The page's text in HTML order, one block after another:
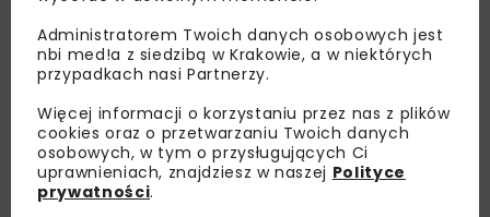
Zapoznałam/em się zPolityką Prywatnościi
Regulaminemoraz wyrażam zgodę na otrzymywanie na
podany przeze mnie adres e-mail korespondencji
handlowej w postaci newslettera.
ZAPISZ MNIE
Administratorem Twoich danych osobowych jest
nbi med!a z siedzibą w Krakowie, a w niektórych
przypadkach nasi Partnerzy.
Więcej informacji o korzystaniu przez nas z plików
cookies oraz o przetwarzaniu Twoich danych
osobowych, w tym o przysługujących Ci
uprawnieniach, znajdziesz w naszej Polityce
prywatności.